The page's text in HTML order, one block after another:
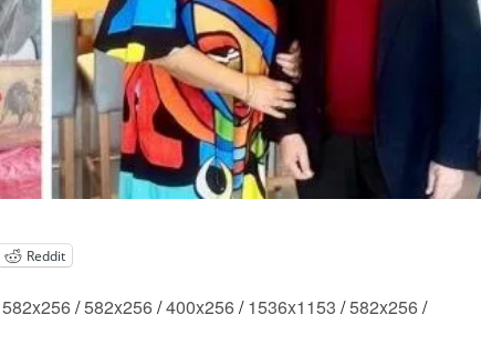
Reddit
582x256/582x256/400x256/1536x1153 /582x256/